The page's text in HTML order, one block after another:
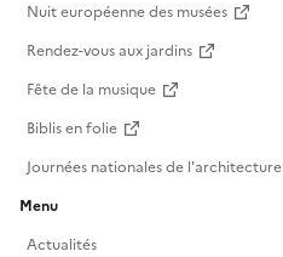
Nuit européenne des musées
Rendez-vous aux jardins
Fête de la musique
Biblis en folie
Journées nationales de l'architecture
Menu
Actualités